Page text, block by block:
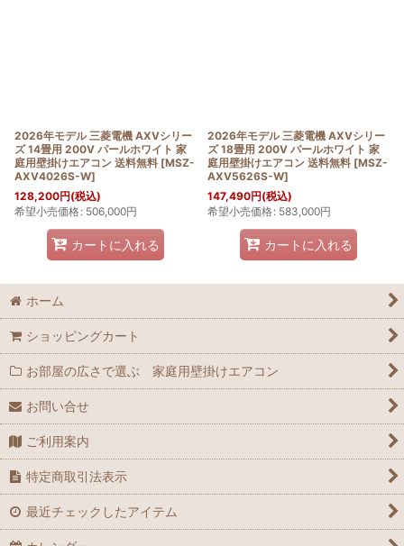
2026年モデル 三菱電機 AXVシリー
ズ 14畳用 200V パールホワイト 家
庭用壁掛けエアコン 送料無料 [MSZ-
AXV4026S-W]
128,200円(税込)
希望小売価格: 506,000円
カートに入れる
2026年モデル 三菱電機 AXVシリー
ズ 18畳用 200V パールホワイト 家
庭用壁掛けエアコン 送料無料 [MSZ-
AXV5626S-W]
147,490円(税込)
希望小売価格: 583,000円
カートに入れる
ホーム
ショッピングカート
お部屋の広さで選ぶ 家庭用壁掛けエアコン
お問い合せ
ご利用案内
特定商取引法表示
最近チェックしたアイテム